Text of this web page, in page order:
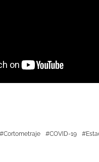
Cortometraje COVID-19